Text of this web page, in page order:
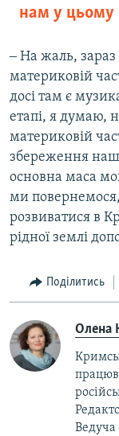
нам у цьому
‒ На жаль, зараз
материковій
досі там є
етапі, я думаю,
материковій
збереження
основна маса
ми
розвиватися в
рідної землі
Поділитись
Олена
Ведуча